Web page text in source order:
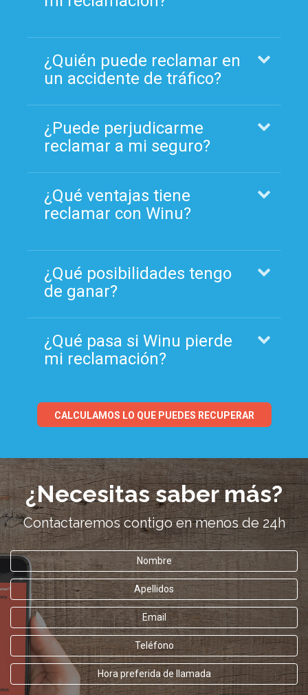
¿Quién puede reclamar en
un accidente de tráfico?
¿Puede perjudicarme
reclamar a mi seguro?
¿Qué ventajas tiene
reclamar con Winu?
¿Qué posibilidades tengo
de ganar?
¿Qué pasa si Winu pierde
mi reclamación?
CALCULAMOS LO QUE PUEDES RECUPERAR
¿Necesitas saber más?
Contactaremos contigo en menos de 24h